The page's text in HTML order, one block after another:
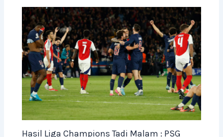
Hasil Liga Champions Tadi Malam : PSG